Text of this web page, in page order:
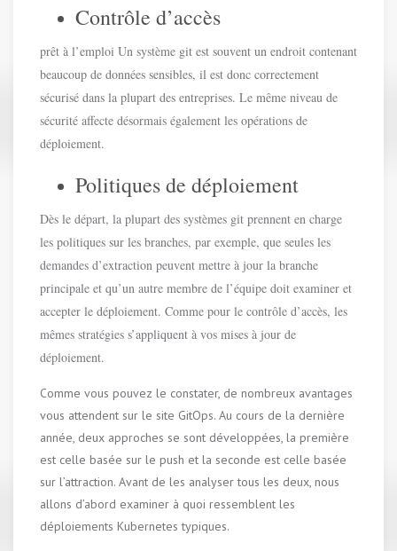
Contrôle d’accès
prêt à l’emploi Un système git est souvent un endroit contenant
beaucoup de données sensibles, il est donc correctement
sécurisé dans la plupart des entreprises. Le même niveau de
sécurité affecte désormais également les opérations de
déploiement.
Politiques de déploiement
Dès le départ, la plupart des systèmes git prennent en charge
les politiques sur les branches, par exemple, que seules les
demandes d’extraction peuvent mettre à jour la branche
principale et qu’un autre membre de l’équipe doit examiner et
accepter le déploiement. Comme pour le contrôle d’accès, les
mêmes stratégies s’appliquent à vos mises à jour de
déploiement.
Comme vous pouvez le constater, de nombreux avantages
vous attendent sur le site GitOps. Au cours de la dernière
année, deux approches se sont développées, la première
est celle basée sur le push et la seconde est celle basée
sur l’attraction. Avant de les analyser tous les deux, nous
allons d’abord examiner à quoi ressemblent les
déploiements Kubernetes typiques.